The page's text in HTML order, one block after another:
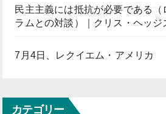
民主主義には抵抗が必要である（
ラムとの対談）｜クリス・ヘッジ
7月4日、レクイエム・アメリカ
カテゴリー